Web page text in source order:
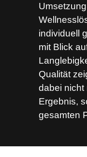
individuell
mit Blick
Qualität
dabei nicht
Ergebnis,
gesamten